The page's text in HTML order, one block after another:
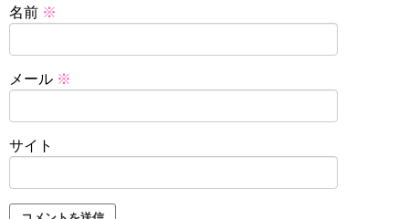
名前 ※
メール ※
サイト